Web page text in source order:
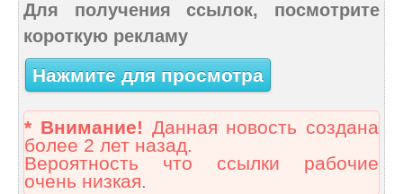
Для получения ссылок, посмотрите
короткую рекламу
Нажмите для просмотра
* Внимание! Данная новость создана
более 2 лет назад.
Вероятность что ссылки рабочие
очень низкая.